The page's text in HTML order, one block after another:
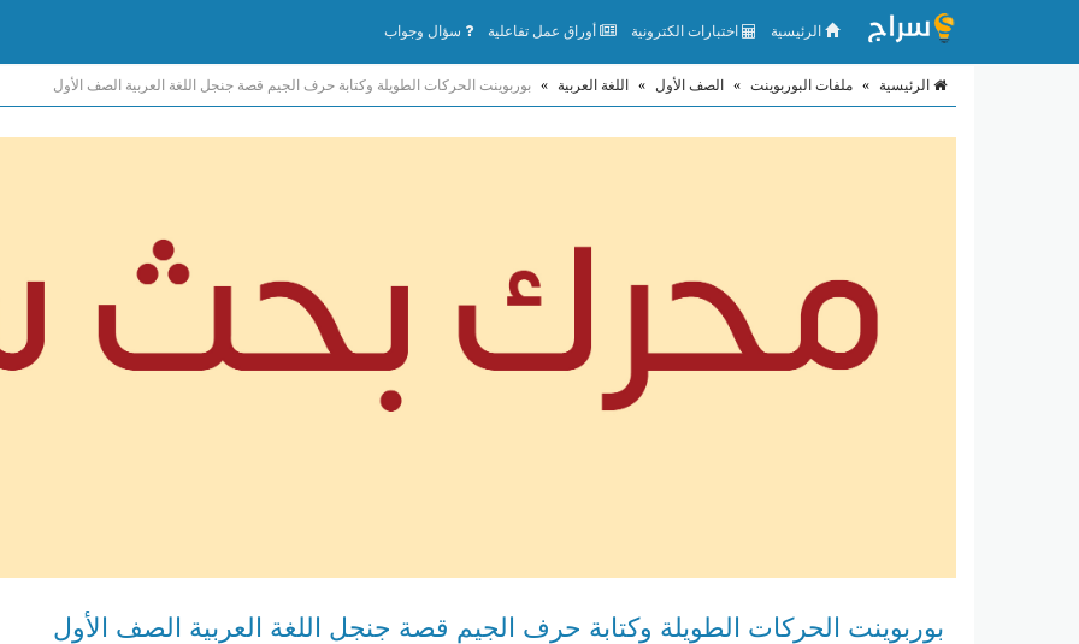
الرئيسية اختبارات الكترونية أوراق عمل تفاعلية سؤال وجواب
الرئيسية » ملفات البوربوينت » الصف الأول » اللغة العربية » بوربوينت الحركات الطويلة وكتابة حرف الجيم قصة جنجل اللغة العربية الصف الأول
بوربوينت الحركات الطويلة وكتابة حرف الجيم قصة جنجل اللغة العربية الصف الأول